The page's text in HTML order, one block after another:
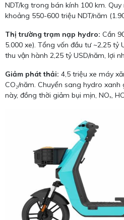
NDT/kg trong bán kính 100 km.
khoảng 550-600 triệu NDT/năm
Thị trường trạm nạp hydro: Cần
5.000 xe). Tổng vốn đầu tư ~2,25 tỷ
thu vận hành 2,25 tỷ USD/năm, lợi
Giảm phát thải: 4,5 triệu xe máy
CO₂/năm. Chuyển sang hydro
này, đồng thời giảm bụi mịn, NOₓ,